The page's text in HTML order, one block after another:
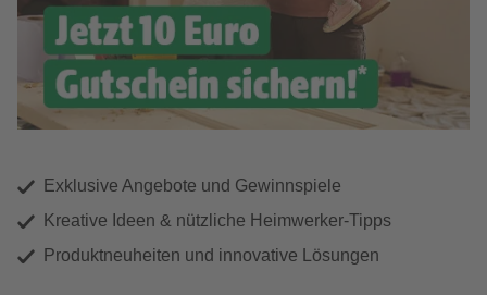
Exklusive Angebote und Gewinnspiele
Kreative Ideen & nützliche Heimwerker-Tipps
Produktneuheiten und innovative Lösungen